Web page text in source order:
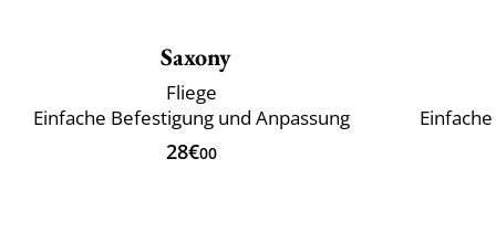
Saxony
Fliege
Einfache Befestigung und Anpassung
28€00